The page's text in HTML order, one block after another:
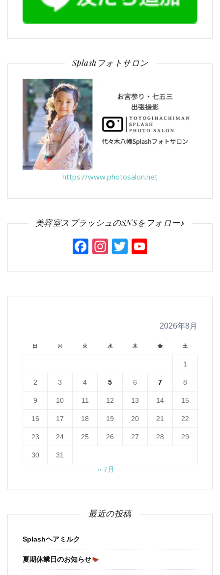
Splashフォトサロン
https://www.photosalon.net
美容室スプラッシュのSNSをフォロー♪
Facebook
Instagram
Twitter
2026年8月
日 月 火 水 木 金 土
1
2 3 4 5 6 7 8
9 10 11 12 13 14 15
16 17 18 19 20 21 22
23 24 25 26 27 28 29
30
31
« 7月
最近の投稿
Splashヘアミルク
夏期休業日のお知らせ